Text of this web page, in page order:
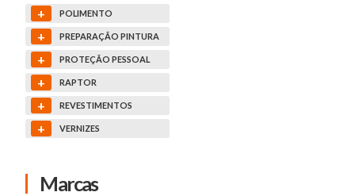
+ POLIMENTO
+ PREPARAÇÃO PINTURA
+ PROTEÇÃO PESSOAL
+ RAPTOR
+ REVESTIMENTOS
+ VERNIZES
Marcas